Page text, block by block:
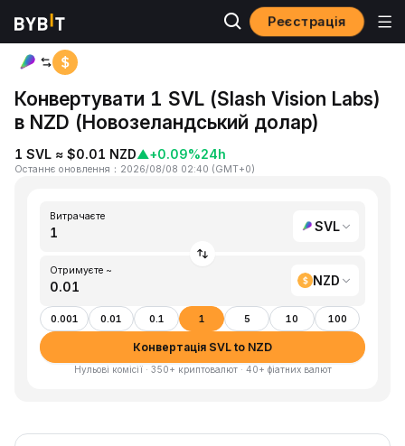
Реєстрація
Головна
Конвертувати 1 SVL (Slash Vision Labs)
в NZD (Новозеландський долар)
1 SVL ≈ $0.01 NZD▲+0.09%24h
Останнє оновлення ： 2026/08/08 02:40 (GMT+0)
Витрачаєте
SVL
Отримуєте ~
NZD
0.001 0.01 0.1 1 5 10 100
Конвертація SVL to NZD
Нульові комісії · 350+ криптовалют · 40+ фіатних валют